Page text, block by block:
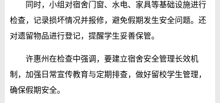
同时，小组对宿舍门窗、水电、家具等基础设施进行
检查，记录损坏情况并报修，避免假期发生安全问题。还
对遗留物品进行登记，提醒学生妥善保管。
许惠州在检查中强调，要建立宿舍安全管理长效机
制，加强日常宣传教育与定期排查，做好留校学生管理，
确保假期安全。